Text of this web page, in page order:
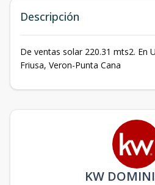
Descripción
De ventas solar 220.31 mts2. En
Friusa, Veron-Punta Cana
KW